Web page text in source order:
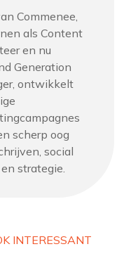
Commenee,
als Content
en nu
Generation
ontwikkelt
scherp oog
social
strategie.
INTERESSANT